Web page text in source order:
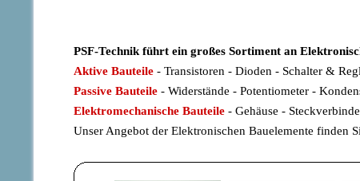
PSF-Technik führt ein großes Sortiment an
Aktive Bauteile - Transistoren - Dioden - Schalter &
Passive Bauteile - Widerstände - Potentiometer -
Elektromechanische Bauteile - Gehäuse -
Unser Angebot der Elektronischen Bauelemente finden